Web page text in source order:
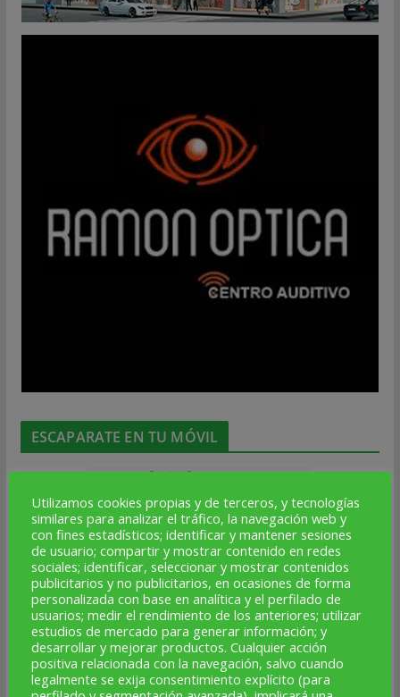
ESCAPARATE EN TU MÓVIL
Utilizamos cookies propias y de terceros, y tecnologías
similares para analizar el tráfico, la navegación web y
con fines estadísticos; identificar y mantener sesiones
de usuario; compartir y mostrar contenido en redes
sociales; identificar, seleccionar y mostrar contenidos
publicitarios y no publicitarios, en ocasiones de forma
personalizada con base en analítica y el perfilado de
usuarios; medir el rendimiento de los anteriores; utilizar
estudios de mercado para generar información; y
desarrollar y mejorar productos. Cualquier acción
positiva relacionada con la navegación, salvo cuando
legalmente se exija consentimiento explícito (para